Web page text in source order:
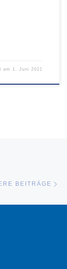
am 1. Juni 2021
BEITRÄGE